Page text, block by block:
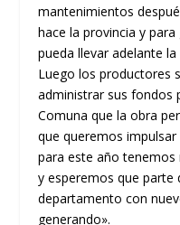
mantenimientos
hace la provincia y
pueda llevar adelante
Luego los productores
administrar sus fondos
Comuna que la obra
que queremos
para este año tenemos
y esperemos que parte
departamento con
generando».